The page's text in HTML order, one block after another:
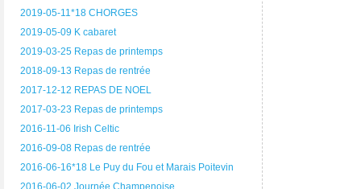
2019-05-11*18 CHORGES
2019-05-09 K cabaret
2019-03-25 Repas de printemps
2018-09-13 Repas de rentrée
2017-12-12 REPAS DE NOEL
2017-03-23 Repas de printemps
2016-11-06 Irish Celtic
2016-09-08 Repas de rentrée
2016-06-16*18 Le Puy du Fou et Marais Poitevin
2016-06-02 Journée Champenoise